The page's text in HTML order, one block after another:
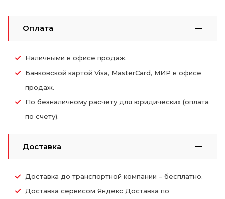
Оплата
Наличными в офисе продаж.
Банковской картой Visa, MasterCard, МИР в офисе
продаж.
По безналичному расчету для юридических (оплата
по счету).
Доставка
Доставка до транспортной компании – бесплатно.
Доставка сервисом Яндекс Доставка по